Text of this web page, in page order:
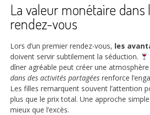
La valeur monétaire dans
rendez-vous
Lors d’un premier rendez-vous, les
doivent servir subtilement la séduction.
dîner agréable peut créer une
dans des activités partagées renforce
Les filles remarquent souvent l’attention
plus que le prix total. Une approche
mieux que l’excès.